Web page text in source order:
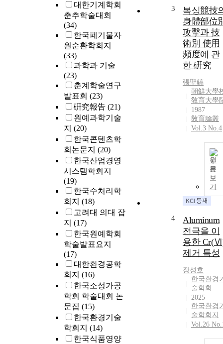
대한기계학회
춘추학술대회
(34)
한국폐기물자
원순환학회지
(33)
과학과 기술
(23)
춘계학술연구
발표회 (23)
硏究報告 (21)
원예과학기술
지 (20)
한국콘텐츠학
회논문지 (20)
한국산업경영
시스템학회지
(19)
한국수처리학
회지 (18)
고려대 의대 잡
지 (17)
한국원예학회
학술발표요지
(17)
대한환경공학
회지 (16)
한국소성가공
학회 학술대회 논
문집 (15)
한국환경기술
학회지 (14)
한국식품영양
3
복싱競技
身體部位
攻擊과 技
術別 使用
頻度에 관
한 硏究
張聖鎬
朝鮮大學
敎育大學
1987
敎育論叢
Vol.3 No.4
원
문
보
기
4
Aluminum
전극을 이
용한
제거 특성
장성호
한국환경
술학회
2025
한국환경
술학회지
Vol.26